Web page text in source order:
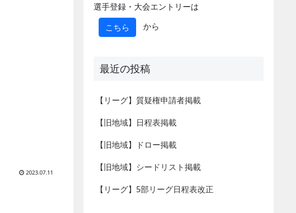
2023.07.11
選手登録・大会エントリーは
こちら
から
最近の投稿
【リーグ】質疑権申請者掲載
【旧地域】日程表掲載
【旧地域】ドロー掲載
【旧地域】シードリスト掲載
【リーグ】5部リーグ日程表改正